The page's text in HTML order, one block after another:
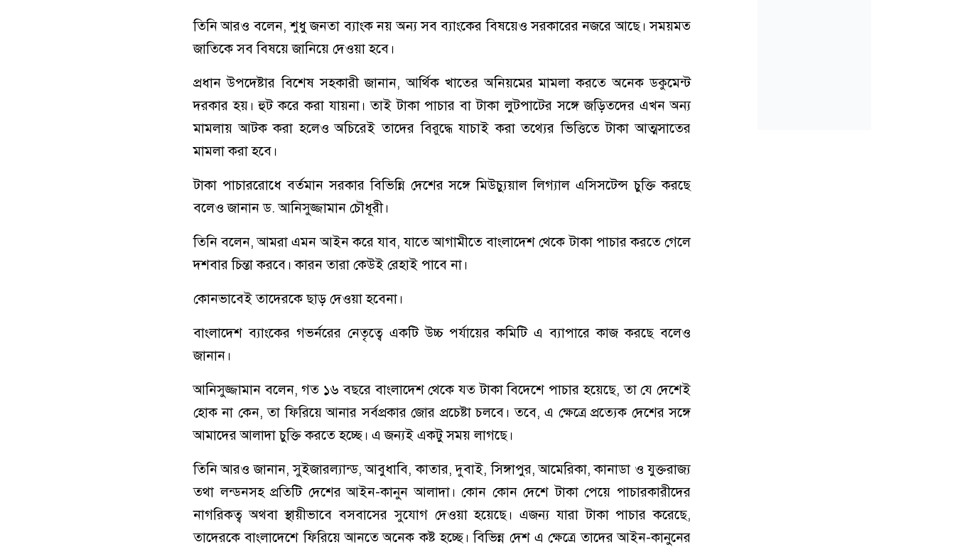
তিনি আরও বলেন, শুধু জনতা ব্যাংক নয় অন্য সব ব্যাংকের বিষয়েও সরকারের নজরে আছে। সময়মত
জাতিকে সব বিষয়ে জানিয়ে দেওয়া হবে।
প্রধান উপদেষ্টার বিশেষ সহকারী জানান, আর্থিক খাতের অনিয়মের মামলা করতে অনেক ডকুমেন্ট
দরকার হয়। হুট করে করা যায়না। তাই টাকা পাচার বা টাকা লুটপাটের সঙ্গে জড়িতদের এখন অন্য
মামলায় আটক করা হলেও অচিরেই তাদের বিরুদ্ধে যাচাই করা তথ্যের ভিত্তিতে টাকা আত্মসাতের
মামলা করা হবে।
টাকা পাচাররোধে বর্তমান সরকার বিভিন্নি দেশের সঙ্গে মিউচ্যুয়াল লিগ্যাল এসিসটেন্স চুক্তি করছে
বলেও জানান ড. আনিসুজ্জামান চৌধূরী।
তিনি বলেন, আমরা এমন আইন করে যাব, যাতে আগামীতে বাংলাদেশ থেকে টাকা পাচার করতে গেলে
দশবার চিন্তা করবে। কারন তারা কেউই রেহাই পাবে না।
কোনভাবেই তাদেরকে ছাড় দেওয়া হবেনা।
বাংলাদেশ ব্যাংকের গভর্নরের নেতৃত্বে একটি উচ্চ পর্যায়ের কমিটি এ ব্যাপারে কাজ করছে বলেও
জানান।
আনিসুজ্জামান বলেন, গত ১৬ বছরে বাংলাদেশ থেকে যত টাকা বিদেশে পাচার হয়েছে, তা যে দেশেই
হোক না কেন, তা ফিরিয়ে আনার সর্বপ্রকার জোর প্রচেষ্টা চলবে। তবে, এ ক্ষেত্রে প্রত্যেক দেশের সঙ্গে
আমাদের আলাদা চুক্তি করতে হচ্ছে। এ জন্যই একটু সময় লাগছে।
তিনি আরও জানান, সুইজারল্যান্ড, আবুধাবি, কাতার, দুবাই, সিঙ্গাপুর, আমেরিকা, কানাডা ও যুক্তরাজ্য
তথা লন্ডনসহ প্রতিটি দেশের আইন-কানুন আলাদা। কোন কোন দেশে টাকা পেয়ে পাচারকারীদের
নাগরিকত্ব অথবা স্থায়ীভাবে বসবাসের সুযোগ দেওয়া হয়েছে। এজন্য যারা টাকা পাচার করেছে,
তাদেরকে বাংলাদেশে ফিরিয়ে আনতে অনেক কষ্ট হচ্ছে। বিভিন্ন দেশ এ ক্ষেত্রে তাদের আইন-কানুনের